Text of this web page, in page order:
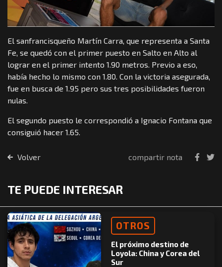
El sanfrancisqueño Martín Carra, que representa a Santa
Fe, se quedó con el primer puesto en Salto en Alto al
lograr en el primer intento 1.90 metros. Previo a eso,
había hecho lo mismo con 1.80. Con la victoria asegurada,
fue en busca de 1.95 pero sus tres posibilidades fueron
nulas.
El segundo puesto le correspondió a Ignacio Fontana que
consiguió hacer 1.65.
Volver compartir nota
TE PUEDE INTERESAR
OTROS
El próximo destino de
Loyola: China y Corea del
Sur